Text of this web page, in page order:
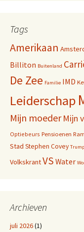
Tags
Amerikaan
Billiton Buitenland
De Zee Familie IMD
Leiderschap
Mijn moeder Mijn
Optiebeurs Pensioenen
Stad Stephen Covey
VolkskrantVS Water
Archieven
juli 2026(1)